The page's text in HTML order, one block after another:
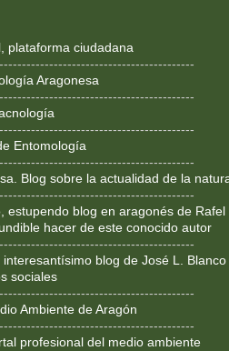
plataforma ciudadana
Aragonesa
Entomología
Blog sobre la actualidad de la
estupendo blog en aragonés de
hacer de este conocido autor
interesantísimo blog de José L.
sociales
Ambiente de Aragón
profesional del medio ambiente